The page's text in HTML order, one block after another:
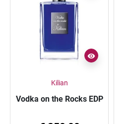
Kilian
Vodka on the Rocks EDP